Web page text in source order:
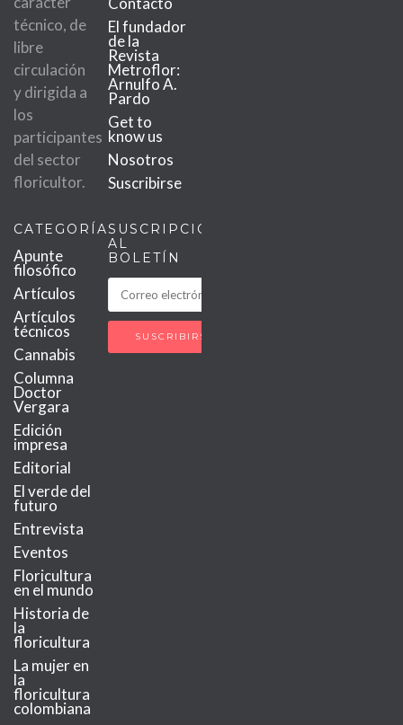
técnico, de
libre
circulación
y dirigida a
los
participantes
del sector
floricultor.
El fundador
de la
Revista
Metroflor:
Arnulfo A.
Pardo
Get to
know us
Nosotros
Suscribirse
CATEGORÍAS
Apunte
filosófico
Artículos
Artículos
técnicos
Cannabis
Columna
Doctor
Vergara
Edición
impresa
Editorial
El verde del
futuro
Entrevista
Eventos
Floricultura
en el mundo
Historia de
la
floricultura
La mujer en
la
floricultura
colombiana
SUSCRIPCIÓN
AL
BOLETÍN